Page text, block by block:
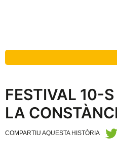
FESTIVAL 10-
LA
COMPARTIU AQUESTA HISTÒRIA